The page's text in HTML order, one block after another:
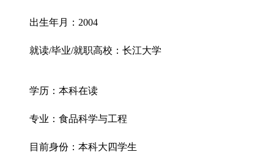
出生年月：2004
就读/毕业/就职高校：长江大学
学历：本科在读
专业：食品科学与工程
目前身份：本科大四学生